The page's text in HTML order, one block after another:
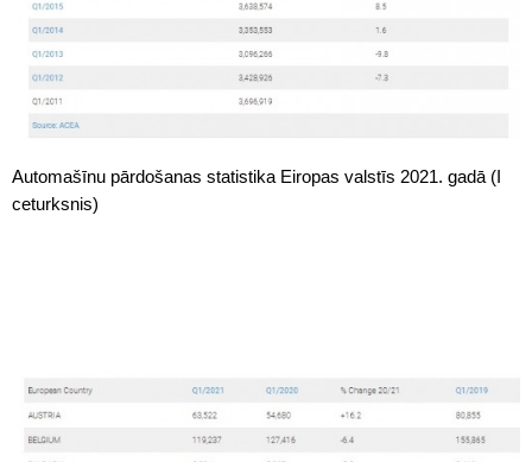
Automašīnu pārdošanas statistika Eiropas valstīs 2021. gadā (I
ceturksnis)